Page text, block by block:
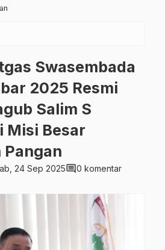
Swasembada
2025 Resmi
Salim S
Misi Besar
Pangan
24 Sep 2025comment0 komentar